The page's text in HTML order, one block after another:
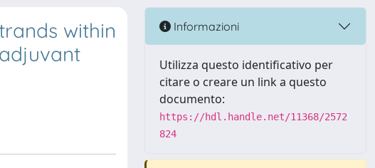
within
Informazioni
Utilizza questo identificativo per
citare o creare un link a questo
documento:
https://hdl.handle.net/11368/2572
824